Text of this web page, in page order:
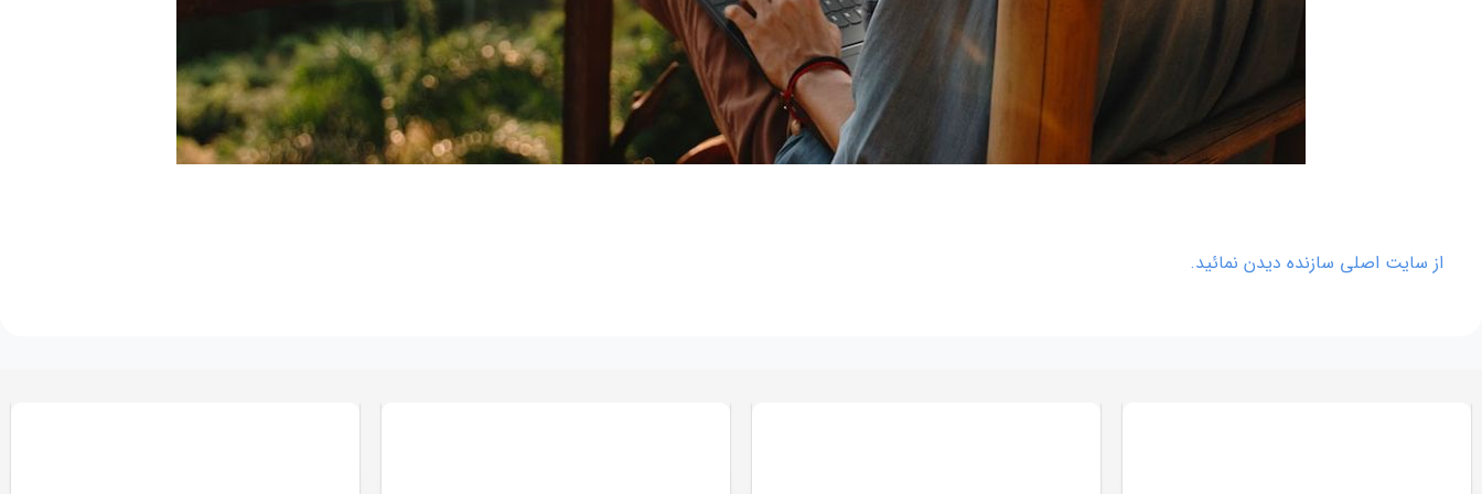
از سایت اصلی سازنده دیدن نمائید.